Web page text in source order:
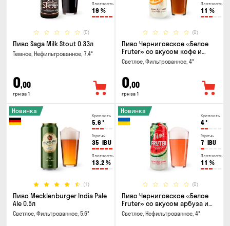
Плотность
19 %
(0)
Пиво Saga Milk Stout 0.33л
Темное, Нефильтрованное, 7.4°
0,00
грн за 1
Плотность
11 %
(0)
Пиво Черниговское «Белое
Fruter» со вкусом кофе и
апельсина 0.5 л
Светлое, Фильтрованное, 4°
0,00
грн за 1
Крепость
5.6 °
Горечь
35 IBU
Плотность
13.2 %
(1)
Новинка
Пиво Mecklenburger India Pale
Ale 0.5л
Светлое, Фильтрованное, 5.6°
Крепость
4°
Горечь
7 IBU
Плотность
11 %
(0)
Новинка
Пиво Черниговское «Белое
Fruter» со вкусом арбуза и
мяты 0.5л
Светлое, Нефильтрованное, 4°